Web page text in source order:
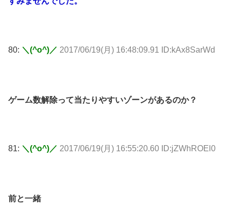
80: ＼(^o^)／ 2017/06/19(月) 16:48:09.91 ID:kAx8SarWd
ゲーム数解除って当たりやすいゾーンがあるのか？
81: ＼(^o^)／ 2017/06/19(月) 16:55:20.60 ID:jZWhROEl0
前と一緒